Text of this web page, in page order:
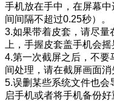
手机放在手中，在屏幕
间间隔不超过0.25秒）。
3.如果带着皮套，请尽量
上，手握皮套盖手机会摇
4.第一次截屏之后，不要
间处理，请在截屏画面消
5.误删某些系统文件也会
启手机或者将手机备份